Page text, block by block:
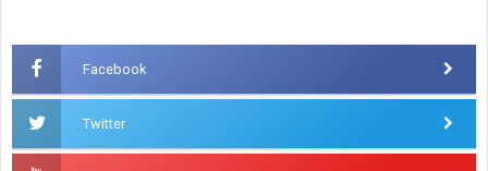
Facebook
Twitter